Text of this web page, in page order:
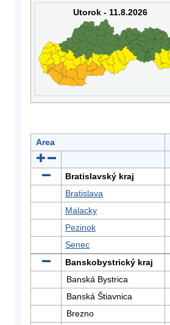
Utorok - 11.8.2026
Area
Bratislavský kraj
Bratislava
Malacky
Pezinok
Senec
Banskobystrický kraj
Banská Bystrica
Banská Štiavnica
Brezno